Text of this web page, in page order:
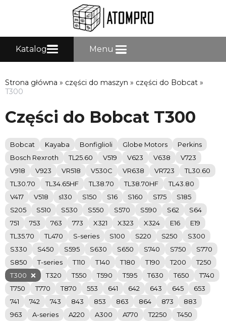
Katalog Menu
Strona główna » części do maszyn » części do Bobcat »
T300
Części do Bobcat T300
Bobcat Kayaba Bonfiglioli Globe Motors
Perkins
Bosch Rexroth
TL25.60 V519 V623 V638
V723
V918
V923 VR518 V530C VR638 VR723
TL30.60
TL30.70
TL34.65HF TL38.70 TL38.70HF
TL43.80
V417
V518 s130 S150 S16 S160 S175
S185
S205
S510 S530 S550 S570 S590 S62
S64
751
753 763 773 X321 X323 X324 E16
E19
TL35.70
TL470 S-series S100 S220 S250
S300
S330
S450 S595 S630 S650 S740 S750
S770
S850
T-series T110 T140 T180 T190 T200
T250
T300
T320 T550 T590 T595 T630 T650
T740
T750
T770 T870 553 641 642 643 645
653
741
742 743 843 853 863 864 873
883
963
A-series A220 A300 A770 T2250
T450